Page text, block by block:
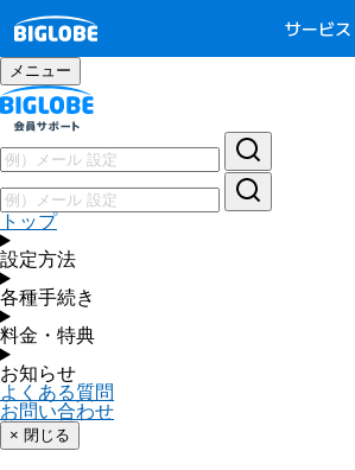
サービス
メニュー
トップ
設定方法
各種手続き
料金・特典
お知らせ
よくある質問
お問い合わせ
× 閉じる